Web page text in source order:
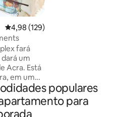
4,98 de uma avaliação média de
4,98 (129)
fará
um
Acra. Está
em um
no
lado da
mercados
restaurantes
populares
para